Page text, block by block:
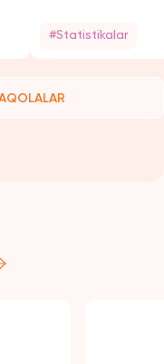
#Statistikalar